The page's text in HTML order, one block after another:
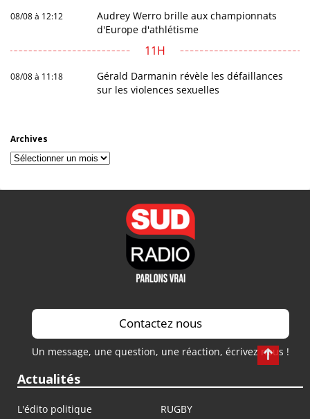
08/08 à 12:12
Audrey Werro brille aux championnats
d'Europe d'athlétisme
11H
08/08 à 11:18
Gérald Darmanin révèle les défaillances
sur les violences sexuelles
Archives
Archives
Contactez nous
Un message, une question, une réaction, écrivez nous !
Actualités
L'édito politique
RUGBY